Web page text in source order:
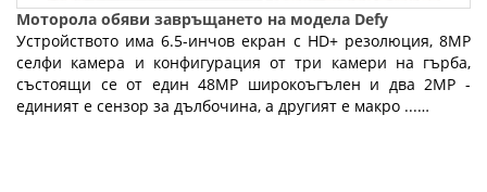
Моторола обяви завръщането на модела Defy
Устройството има 6.5-инчов екран с HD+ резолюция, 8MP
селфи камера и конфигурация от три камери на гърба,
състоящи се от един 48MP широкоъгълен и два 2MP -
единият е сензор за дълбочина, а другият е макро ...…